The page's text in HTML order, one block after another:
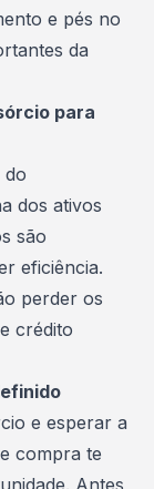
e pés no
da
para
do
dos ativos
são
eficiência.
perder os
crédito
e esperar a
compra te
Antes